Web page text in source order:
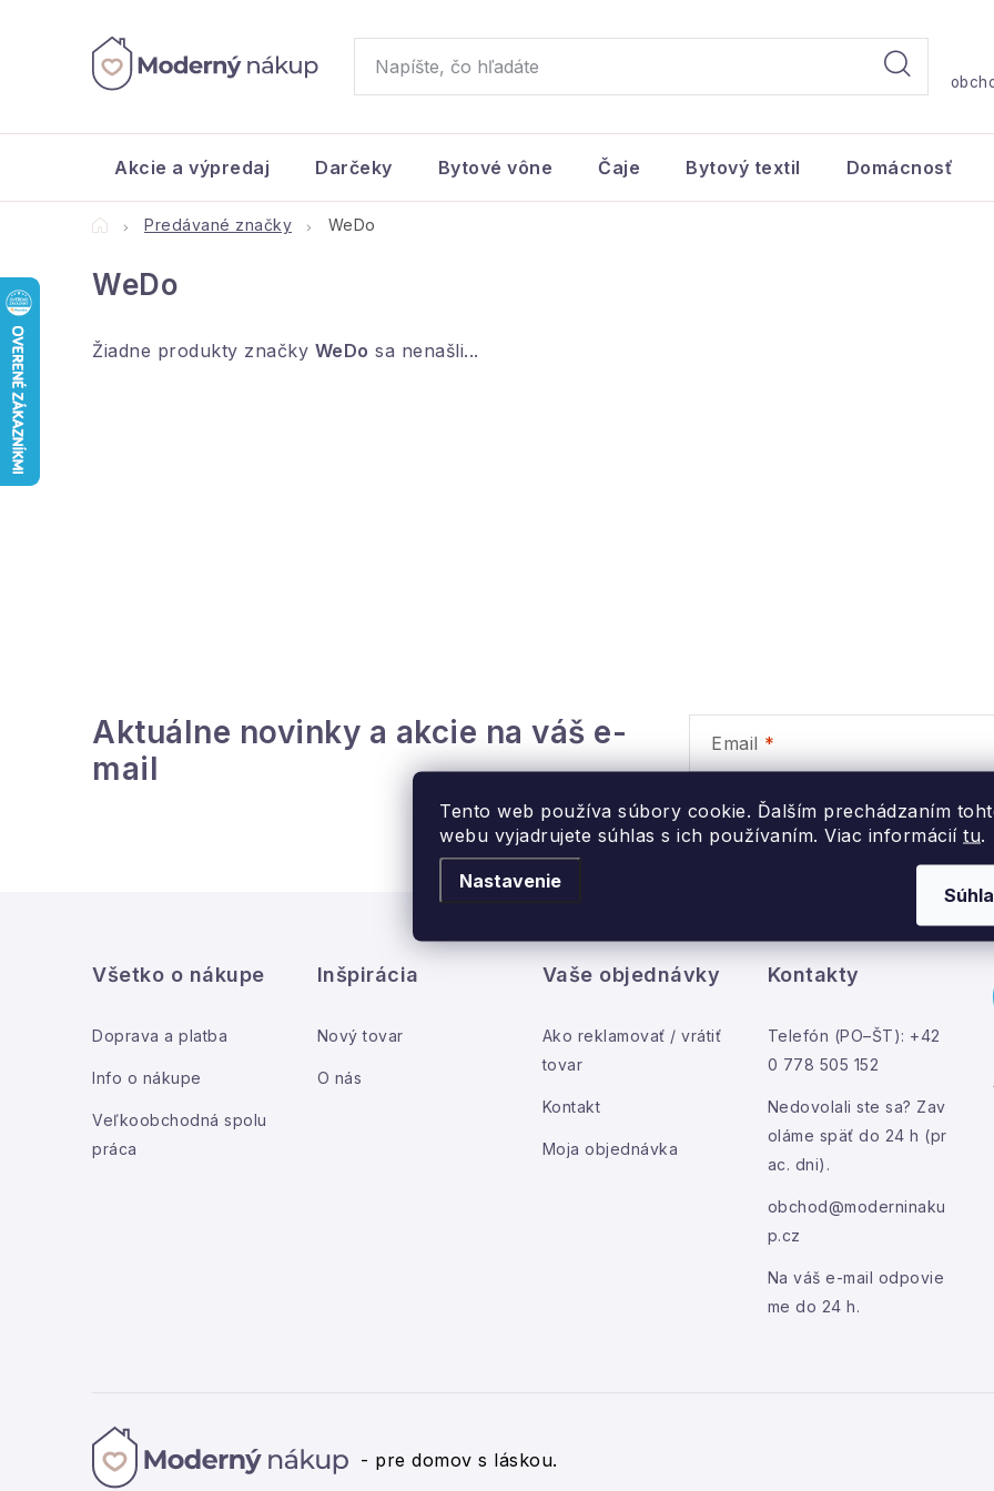
Tento web používa súbory cookie. Ďalším prechádzaním
webu vyjadrujete súhlas s ich používaním. Viac informácií tu.
Nastavenie
Akcie a výpredaj Darčeky Bytové vône Čaje Bytový textil Domácnosť
DomovPredávané značky WeDo
WeDo
Žiadne produkty značky WeDo sa nenašli...
p
a
Aktuálne novinky a akcie na váš e-
mail
Email
Vložením e-mailu súhlasíte s
Všetko o nákupe
Doprava a platba
Info o nákupe
Veľkoobchodná spolu
práca
Inšpirácia
Nový tovar
O nás
Vaše objednávky
Ako reklamovať / vrátiť
tovar
Kontakt
Moja objednávka
Kontakty
Telefón (PO–ŠT): +42
0 778 505 152
Nedovolali ste sa? Zav
oláme späť do 24 h (pr
ac. dni).
obchod@moderninaku
p.cz
Na váš e-mail odpovie
me do 24 h.
- pre domov s láskou.